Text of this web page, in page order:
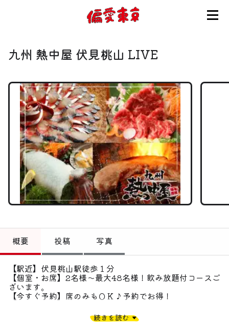
使い方
ログイン
会員登録
お知らせ
トップ
偏愛コミュニティ
投稿
偏愛記事
九州 熱中屋 伏見桃山 LIVE
概要 投稿 写真
【駅近】伏見桃山駅徒歩１分
【個室・お席】2名様〜最大48名様！飲み放題付コースご
ざいます。
【今すぐ予約】席のみもＯＫ♪予約でお得！
新鮮！泳ぎ！活豊後サバ刺しが名物！
九州の繁盛店が関西にやってきた！
続きを読む